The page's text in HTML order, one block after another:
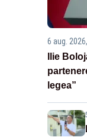
6 aug.
Ilie
legea”